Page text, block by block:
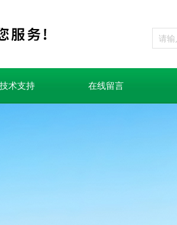
技术支持 在线留言